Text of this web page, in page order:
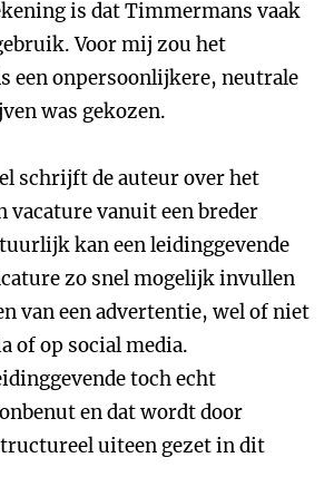
is dat Timmermans vaak
Voor mij zou het
een onpersoonlijkere, neutrale
was gekozen.
schrijft de auteur over het
vacature vanuit een breder
kan een leidinggevende
zo snel mogelijk invullen
van een advertentie, wel of niet
of op social media.
toch echt
en dat wordt door
uiteen gezet in dit